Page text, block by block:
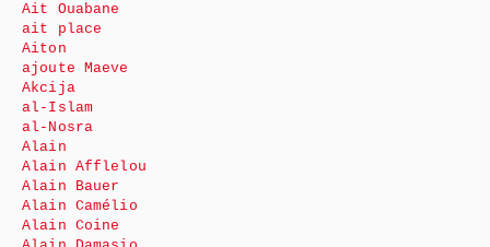
Ait Ouabane
ait place
Aiton
ajoute Maeve
Akcija
al-Islam
al-Nosra
Alain
Alain Afflelou
Alain Bauer
Alain Camélio
Alain Coine